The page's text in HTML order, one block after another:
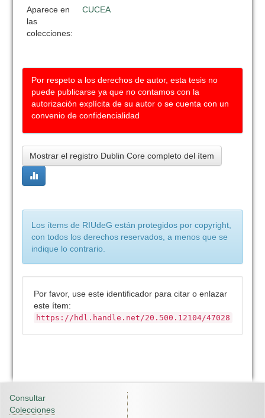
Aparece en
las
colecciones:
CUCEA
Por respeto a los derechos de autor, esta tesis no
puede publicarse ya que no contamos con la
autorización explícita de su autor o se cuenta con un
convenio de confidencialidad
Mostrar el registro Dublin Core completo del ítem
Los ítems de RIUdeG están protegidos por copyright,
con todos los derechos reservados, a menos que se
indique lo contrario.
Por favor, use este identificador para citar o enlazar
este ítem:
https://hdl.handle.net/20.500.12104/47028
Consultar
Colecciones